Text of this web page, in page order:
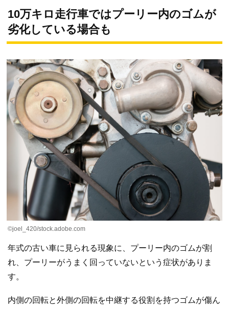
10万キロ走行車ではプーリー内のゴムが
劣化している場合も
©joel_420/stock.adobe.com
年式の古い車に見られる現象に、プーリー内のゴムが割
れ、プーリーがうまく回っていないという症状がありま
す。
内側の回転と外側の回転を中継する役割を持つゴムが傷ん